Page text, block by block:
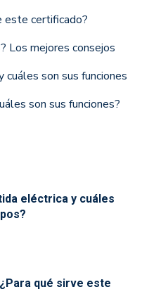
este certificado?
Los mejores consejos
son sus funciones
son sus funciones?
eléctrica y cuáles
qué sirve este